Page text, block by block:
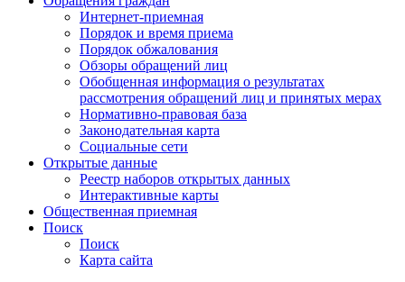
Интернет-приемная
Порядок и время приема
Порядок обжалования
Обзоры обращений лиц
Обобщенная информация о результатах
рассмотрения обращений лиц и принятых мерах
Нормативно-правовая база
Законодательная карта
Социальные сети
Открытые данные
Реестр наборов открытых данных
Интерактивные карты
Общественная приемная
Поиск
Поиск
Карта сайта